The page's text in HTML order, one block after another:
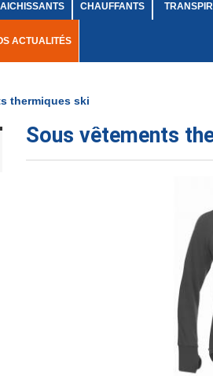
CHAUFFANTS
ACTUALITÉS
thermiques ski
Sous vêtements